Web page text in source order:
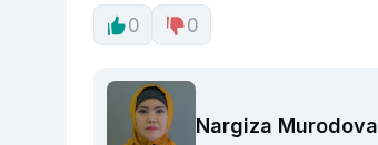
0 0
Nargiza Murodova